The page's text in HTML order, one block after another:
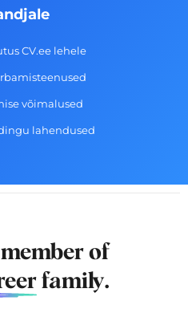
CV.ee lehele
võimalused
lahendused
of
family.